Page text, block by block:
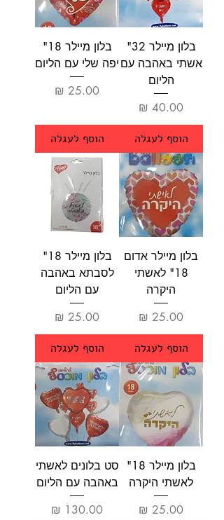
בלון מיילר 32"
אשתי באהבה עם
הליום
מחיר
הוסף לעגלה
בלון מיילר 18"
יפה שלי עם הליום
מחיר
הוסף לעגלה
בלון מיילר אדום
18" לאשתי
היקרה
מחיר
הוסף לעגלה
בלון מיילר 18"
לסבתא באהבה
עם הליום
מחיר
הוסף לעגלה
בלון מיילר 18"
לאשתי היקרה
מחיר
סט בלונים לאשתי
באהבה עם הליום
מחיר